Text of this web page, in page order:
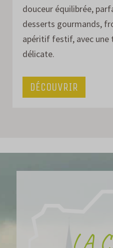
douceur équilibrée,
desserts gourmands,
apéritif festif, avec une
délicate.
DÉCOUVRIR